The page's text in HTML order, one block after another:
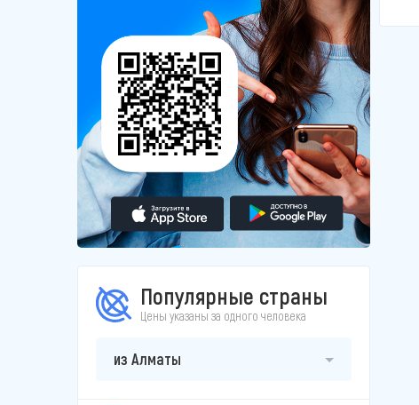
Популярные страны
Цены указаны за одного человека
из Алматы